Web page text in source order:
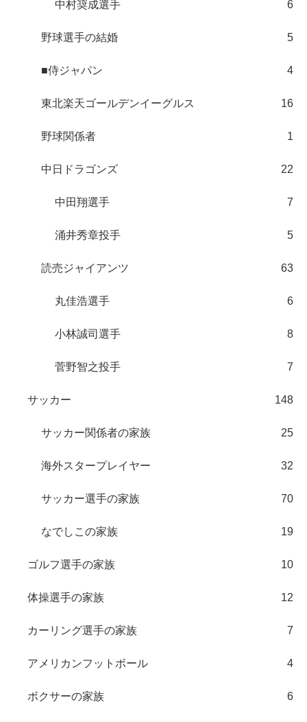
中村奨成選手 6
野球選手の結婚 5
■侍ジャパン 4
東北楽天ゴールデンイーグルス 16
野球関係者 1
中日ドラゴンズ 22
中田翔選手 7
涌井秀章投手 5
読売ジャイアンツ 63
丸佳浩選手 6
小林誠司選手 8
菅野智之投手 7
サッカー 148
サッカー関係者の家族 25
海外スタープレイヤー 32
サッカー選手の家族 70
なでしこの家族 19
ゴルフ選手の家族 10
体操選手の家族 12
カーリング選手の家族 7
アメリカンフットボール 4
ボクサーの家族 6